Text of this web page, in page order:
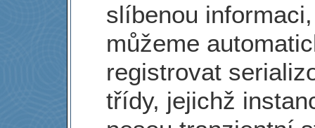
slíbenou
můžeme
registrovat
třídy, jejichž